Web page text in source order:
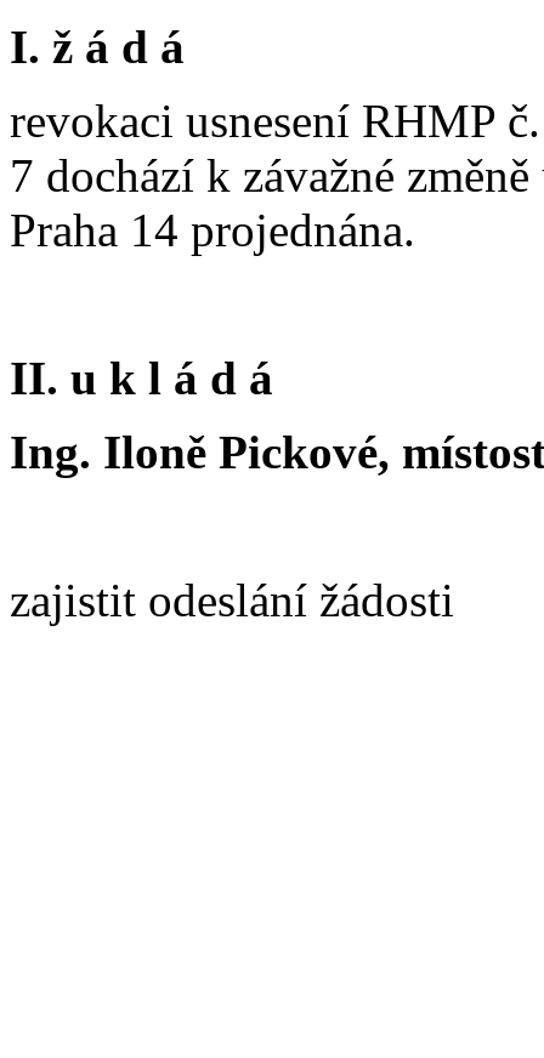
I. ž á d á
revokaci usnesení RHMP
7 dochází k závažné
Praha 14 projednána.
II. u k l á d á
Ing. Iloně Pickové,
zajistit odeslání žádosti